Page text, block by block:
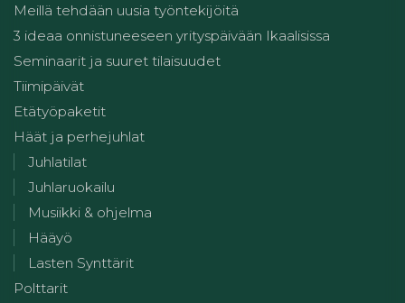
Meillä tehdään uusia työntekijöitä
3 ideaa onnistuneeseen yrityspäivään Ikaalisissa
Seminaarit ja suuret tilaisuudet
Tiimipäivät
Etätyöpaketit
Häät ja perhejuhlat
Juhlatilat
Juhlaruokailu
Musiikki & ohjelma
Hääyö
Lasten Synttärit
Polttarit